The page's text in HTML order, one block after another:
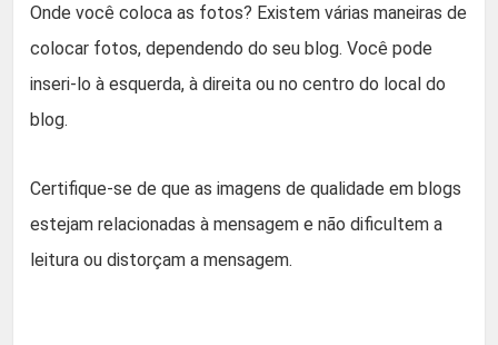
Onde você coloca as fotos? Existem várias maneiras de
colocar fotos, dependendo do seu blog. Você pode
inseri-lo à esquerda, à direita ou no centro do local do
blog.
Certifique-se de que as imagens de qualidade em blogs
estejam relacionadas à mensagem e não dificultem a
leitura ou distorçam a mensagem.